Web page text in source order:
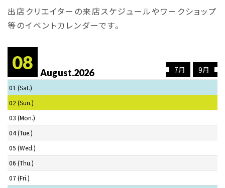
出店クリエイターの来店スケジュールやワークショップ
等のイベントカレンダーです。
08 August.2026 7月 9月
01 (Sat.)
02 (Sun.)
03 (Mon.)
04(Tue.)
05 (Wed.)
06 (Thu.)
07(Fri.)